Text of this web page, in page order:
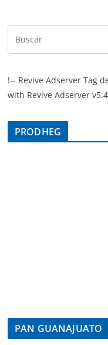
!-- Revive Adserver Tag
with Revive Adserver
PRODHEG
PAN GUANAJUATO